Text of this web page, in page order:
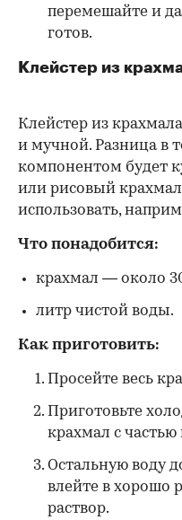
перемешайте и
готов.
Клейстер из
Клейстер из
и мучной. Разница в
компонентом будет
или рисовый крахмал
использовать,
Что понадобится:
крахмал — около
литр чистой воды.
Как приготовить:
Просейте весь
Приготовьте
крахмал с частью
Остальную воду
влейте в хорошо
раствор.